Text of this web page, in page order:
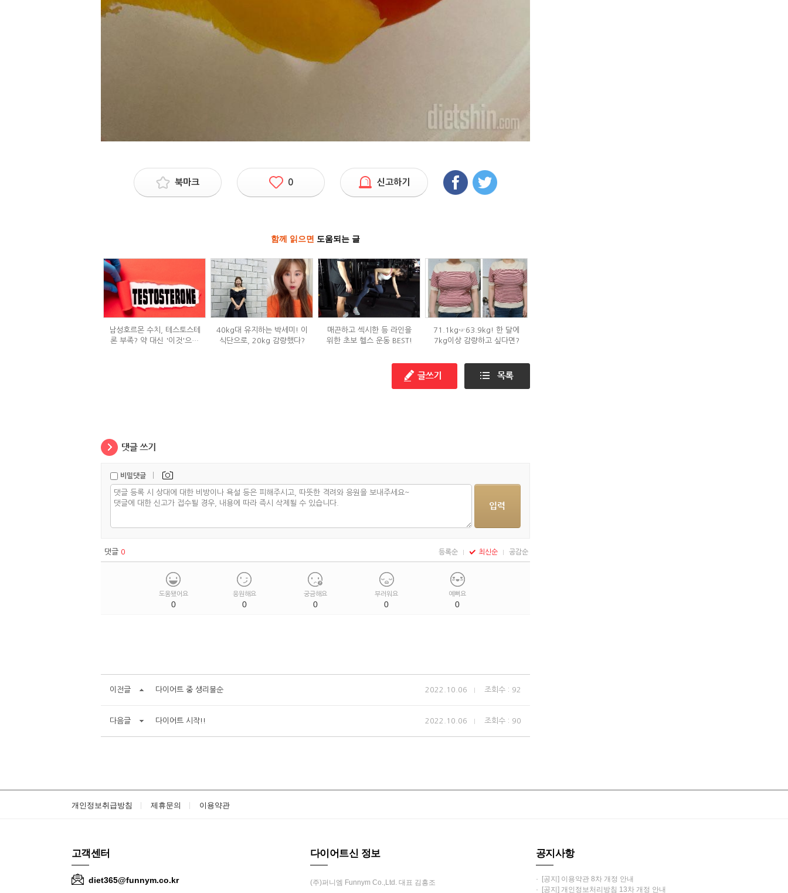
북마크 0 신고하기
함께 읽으면 도움되는 글
남성호르몬 수치, 테스토스테
론 부족? 약 대신 '이것'으로
40kg대 유지하는 박세미! 이
식단으로, 20kg 감량했다?
매끈하고 섹시한 등 라인을
위한 초보 헬스 운동 BEST!
71.1kg☞63.9kg! 한 달에
7kg이상 감량하고 싶다면?
비밀댓글 |
댓글 0 등록순 최신순 공감순
도움됐어요
0
응원해요
0
궁금해요
0
부러워요
0
예뻐요
0
이전글 다이어트 중 생리불순 2022.10.06 조회수 : 92
다음글 다이어트 시작!! 2022.10.06 조회수 : 90
개인정보취급방침 제휴문의 이용약관
고객센터
diet365@funnym.co.kr
다이어트신 정보
(주)퍼니엠 Funnym Co.,Ltd. 대표 김흥조
공지사항
· [공지] 이용약관 8차 개정 안내
· [공지] 개인정보처리방침 13차 개정 안내